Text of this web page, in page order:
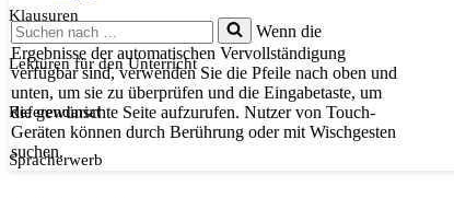
Suchen
nach …
Wenn die
Ergebnisse der automatischen Vervollständigung
verfügbar sind, verwenden Sie die Pfeile nach oben und
unten, um sie zu überprüfen und die Eingabetaste, um
die gewünschte Seite aufzurufen. Nutzer von Touch-
Geräten können durch Berührung oder mit Wischgesten
suchen.
Klausuren
Lektüren für den Unterricht
Referendariat
Spracherwerb